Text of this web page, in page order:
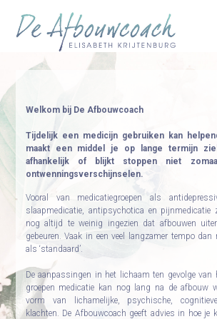
Welkom bij De Afbouwcoach
Tijdelijk een medicijn gebruiken kan
maakt een middel je op lange termijn
afhankelijk of blijkt stoppen niet
ontwenningsverschijnselen.
Vooral van medicatiegroepen als
slaapmedicatie, antipsychotica en pijnmedicatie
nog altijd te weinig ingezien dat afbouwen
gebeuren. Vaak in een veel langzamer tempo dan
als ‘standaard’.
De aanpassingen in het lichaam ten gevolge van
groepen medicatie kan nog lang na de afbouw
vorm van lichamelijke, psychische,
klachten. De Afbouwcoach geeft advies in hoe je